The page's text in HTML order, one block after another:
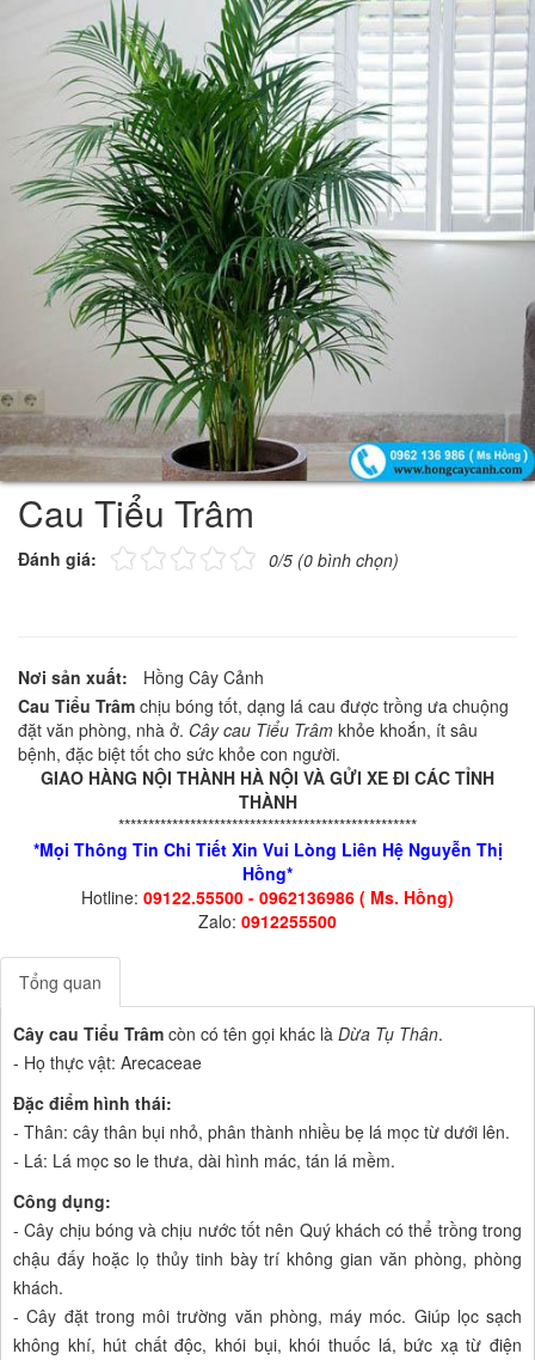
Cau Tiểu Trâm
Đánh giá: 0/5 (0 bình chọn)
Nơi sản xuất:
Hồng Cây Cảnh
Cau Tiểu Trâm chịu bóng tốt, dạng lá cau được trồng ưa chuộng
đặt văn phòng, nhà ở. Cây cau Tiểu Trâm khỏe khoắn, ít sâu
bệnh, đặc biệt tốt cho sức khỏe con người.
GIAO HÀNG NỘI THÀNH HÀ NỘI VÀ GỬI XE ĐI CÁC TỈNH
THÀNH
**************************************************
*Mọi Thông Tin Chi Tiết Xin Vui Lòng Liên Hệ Nguyễn Thị
Hồng*
Hotline: 09122.55500 - 0962136986 ( Ms. Hồng)
Zalo: 0912255500
Tổng quan
Cây cau Tiểu Trâm còn có tên gọi khác là Dừa Tụ Thân.
- Họ thực vật: Arecaceae
Đặc điểm hình thái:
- Thân: cây thân bụi nhỏ, phân thành nhiều bẹ lá mọc từ dưới lên.
- Lá: Lá mọc so le thưa, dài hình mác, tán lá mềm.
Công dụng:
- Cây chịu bóng và chịu nước tốt nên Quý khách có thể trồng trong
chậu đấy hoặc lọ thủy tinh bày trí không gian văn phòng, phòng
khách.
- Cây đặt trong môi trường văn phòng, máy móc. Giúp lọc sạch
không khí, hút chất độc, khói bụi, khói thuốc lá, bức xạ từ điện